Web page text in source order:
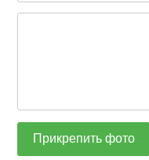
Прикрепить фото